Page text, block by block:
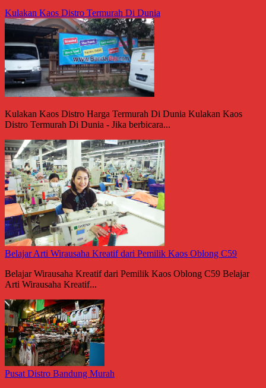
Kulakan Kaos Distro Termurah Di Dunia
Kulakan Kaos Distro Harga Termurah Di Dunia Kulakan Kaos
Distro Termurah Di Dunia - Jika berbicara...
Belajar Arti Wirausaha Kreatif dari Pemilik Kaos Oblong C59
Belajar Wirausaha Kreatif dari Pemilik Kaos Oblong C59 Belajar
Arti Wirausaha Kreatif...
Pusat Distro Bandung Murah